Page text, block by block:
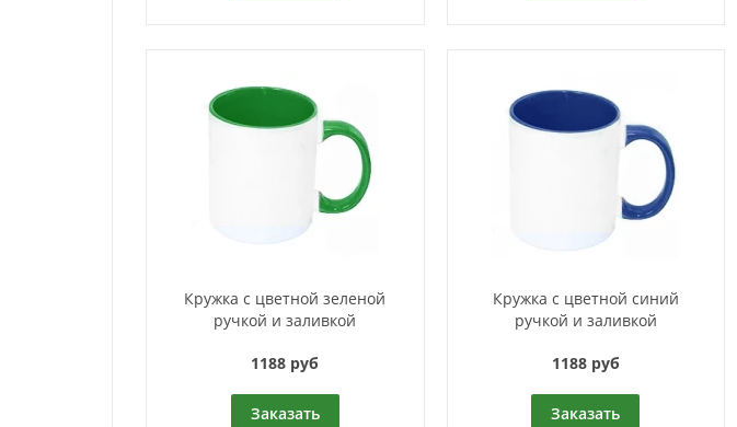
Кружка с цветной зеленой
ручкой и заливкой
1188 руб
Заказать
Кружка с цветной синий
ручкой и заливкой
1188 руб
Заказать